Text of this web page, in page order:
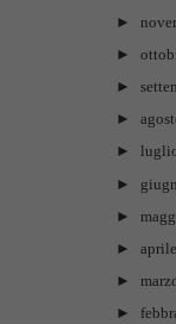
►
►
►
►
►
►
►
► aprile
►
►